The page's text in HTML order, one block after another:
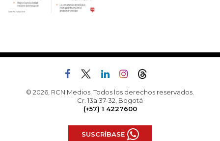
© 2026, RCN Medios. Todos los derechos reservados.
Cr. 13a 37-32, Bogotá
(+57) 1 4227600
SUSCRÍBASE